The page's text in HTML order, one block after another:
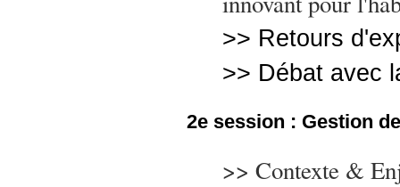
>> Retours
>> Débat avec
2e session : Gestion
>> Contexte &